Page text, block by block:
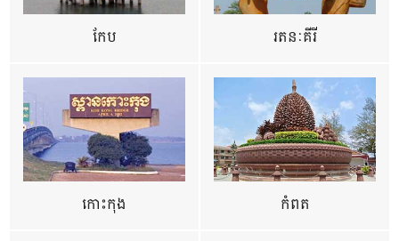
កែប រតនៈគីរី
កោះកុង កំពត